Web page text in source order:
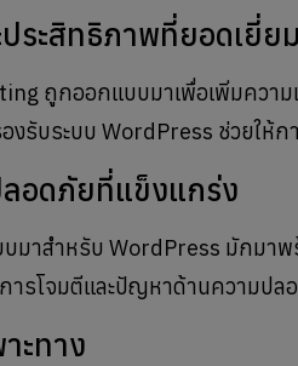
ประสิทธิภาพที่ยอดเยี่ยม
ถูกออกแบบมาเพื่อเพิ่มความเ
งรับระบบ WordPress ช่วยให้ก
อดภัยที่แข็งแกร่ง
มาสำหรับ WordPress มักมา
ารโจมตีและปัญหาด้านความปล
ะทาง